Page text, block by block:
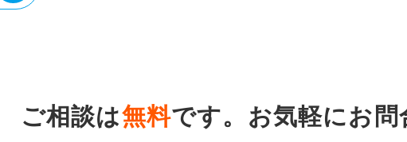
ご相談は無料です。 お気軽にお問